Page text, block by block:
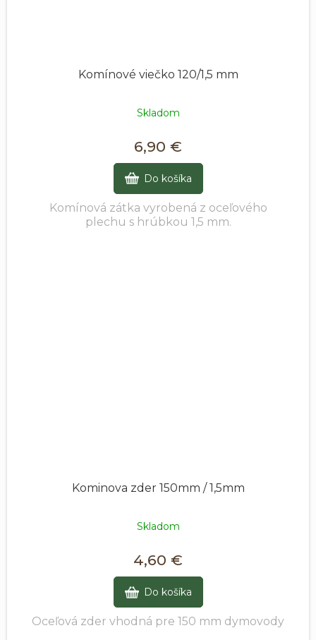
Komínové viečko 120/1,5 mm
Skladom
6,90 €
Do košíka
Komínová zátka vyrobená z oceľového
plechu s hrúbkou 1,5 mm.
Kominova zder 150mm / 1,5mm
Skladom
4,60 €
Do košíka
Oceľová zder vhodná pre 150 mm dymovody